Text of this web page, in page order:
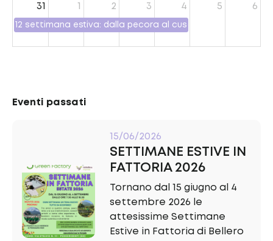
31
12 settimana estiva: dalla pecora al cuscino
2 3 4 5 6
Eventi passati
15/06/2026
SETTIMANE ESTIVE IN
FATTORIA 2026
Tornano dal 15 giugno al 4
settembre 2026 le
attesissime Settimane
Estive in Fattoria di Bellero